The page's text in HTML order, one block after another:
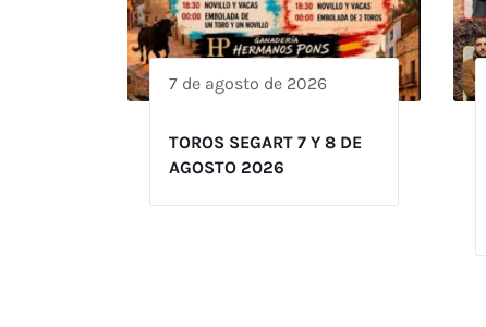
7 de agosto de 2026
TOROS SEGART 7 Y 8 DE
AGOSTO 2026